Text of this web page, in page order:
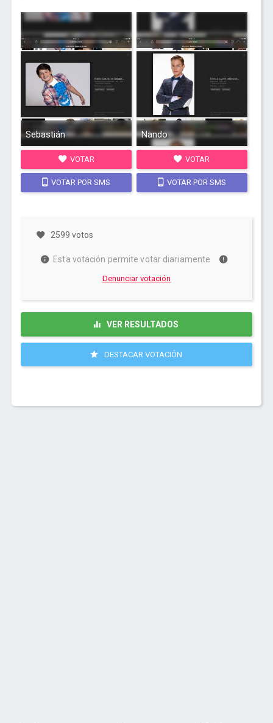
Sebastián
VOTAR
VOTAR POR SMS
Nando
VOTAR
VOTAR POR SMS
2599 votos
Esta votación permite votar diariamente
Denunciar votación
VER RESULTADOS
DESTACAR VOTACIÓN